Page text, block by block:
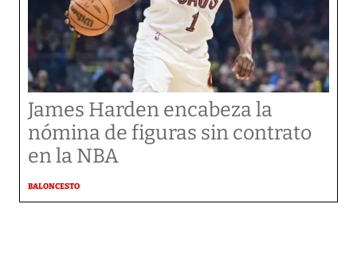
James Harden encabeza la
nómina de figuras sin contrato
en la NBA
BALONCESTO